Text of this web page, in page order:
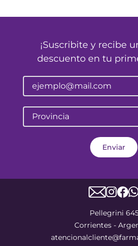
¡Suscribite y recibe
descuento en tu
Provincia
Enviar
Pellegrini
Corrientes -